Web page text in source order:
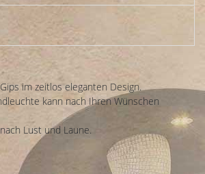
im zeitlos eleganten Design.
kann nach Ihren Wünschen
Lust und Laune.